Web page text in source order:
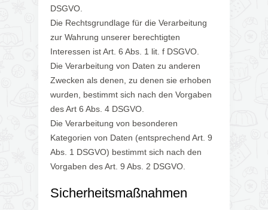
DSGVO.
Die Rechtsgrundlage für die Verarbeitung
zur Wahrung unserer berechtigten
Interessen ist Art. 6 Abs. 1 lit. f DSGVO.
Die Verarbeitung von Daten zu anderen
Zwecken als denen, zu denen sie erhoben
wurden, bestimmt sich nach den Vorgaben
des Art 6 Abs. 4 DSGVO.
Die Verarbeitung von besonderen
Kategorien von Daten (entsprechend Art. 9
Abs. 1 DSGVO) bestimmt sich nach den
Vorgaben des Art. 9 Abs. 2 DSGVO.
Sicherheitsmaßnahmen